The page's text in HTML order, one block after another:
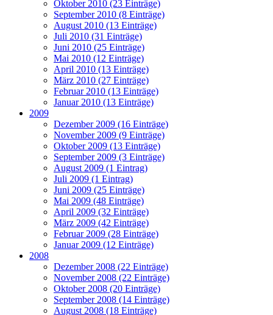
Oktober 2010 (23 Einträge)
September 2010 (8 Einträge)
August 2010 (13 Einträge)
Juli 2010 (31 Einträge)
Juni 2010 (25 Einträge)
Mai 2010 (12 Einträge)
April 2010 (13 Einträge)
März 2010 (27 Einträge)
Februar 2010 (13 Einträge)
Januar 2010 (13 Einträge)
2009
Dezember 2009 (16 Einträge)
November 2009 (9 Einträge)
Oktober 2009 (13 Einträge)
September 2009 (3 Einträge)
August 2009 (1 Eintrag)
Juli 2009 (1 Eintrag)
Juni 2009 (25 Einträge)
Mai 2009 (48 Einträge)
April 2009 (32 Einträge)
März 2009 (42 Einträge)
Februar 2009 (28 Einträge)
Januar 2009 (12 Einträge)
2008
Dezember 2008 (22 Einträge)
November 2008 (22 Einträge)
Oktober 2008 (20 Einträge)
September 2008 (14 Einträge)
August 2008 (18 Einträge)